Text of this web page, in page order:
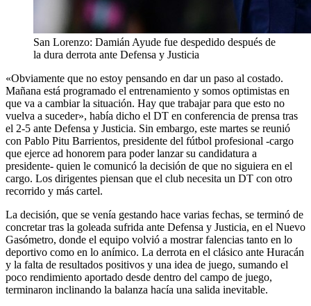
San Lorenzo: Damián Ayude fue despedido después de
la dura derrota ante Defensa y Justicia
«Obviamente que no estoy pensando en dar un paso al costado.
Mañana está programado el entrenamiento y somos optimistas en
que va a cambiar la situación. Hay que trabajar para que esto no
vuelva a suceder», había dicho el DT en conferencia de prensa tras
el 2-5 ante Defensa y Justicia. Sin embargo, este martes se reunió
con Pablo Pitu Barrientos, presidente del fútbol profesional -cargo
que ejerce ad honorem para poder lanzar su candidatura a
presidente- quien le comunicó la decisión de que no siguiera en el
cargo. Los dirigentes piensan que el club necesita un DT con otro
recorrido y más cartel.
La decisión, que se venía gestando hace varias fechas, se terminó de
concretar tras la goleada sufrida ante Defensa y Justicia, en el Nuevo
Gasómetro, donde el equipo volvió a mostrar falencias tanto en lo
deportivo como en lo anímico. La derrota en el clásico ante Huracán
y la falta de resultados positivos y una idea de juego, sumando el
poco rendimiento aportado desde dentro del campo de juego,
terminaron inclinando la balanza hacía una salida inevitable.